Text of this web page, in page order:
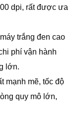
dpi, rất được ưa
trắng đen cao
phí vận hành
lớn.
mạnh mẽ, tốc độ
quy mô lớn,